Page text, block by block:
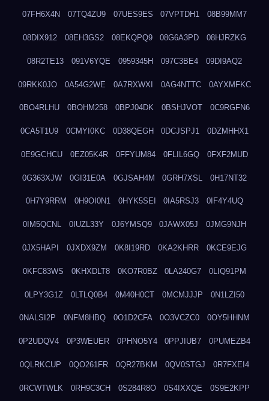
07FH6X4N 07TQ4ZU9 07UES9ES 07VPTDH1 08B99MM7
08DIX912 08EH3GS2 08EKQPQ9 08G6A3PD 08HJRZKG
08R2TE13 091V6YQE 0959345H 097C3BE4 09DI9AQ2
09RKK0JO 0A54G2WE 0A7RXWXI 0AG4NTTC 0AYXMFKC
0BO4RLHU 0BOHM258 0BPJ04DK 0BSHJVOT 0C9RGFN6
0CA5T1U9 0CMYI0KC 0D38QEGH 0DCJSPJ1 0DZMHHX1
0E9GCHCU 0EZ05K4R 0FFYUM84 0FLIL6GQ 0FXF2MUD
0G363XJW 0GI31E0A 0GJSAH4M 0GRH7XSL 0H17NT32
0H7Y9RRM 0H9OI0N1 0HYK5SEI 0IA5RSJ3 0IF4Y4UQ
0IM5QCNL 0IUZL33Y 0J6YMSQ9 0JAWX05J 0JMG9NJH
0JX5HAPI 0JXDX9ZM 0K8I19RD 0KA2KHRR 0KCE9EJG
0KFC83WS 0KHXDLT8 0KO7R0BZ 0LA240G7 0LIQ91PM
0LPY3G1Z 0LTLQ0B4 0M40H0CT 0MCMJJJP 0N1LZI50
0NALSI2P 0NFM8HBQ 0O1D2CFA 0O3VCZC0 0OY5HHNM
0P2UDQV4 0P3WEUER 0PHNO5Y4 0PPJIUB7 0PUMEZB4
0QLRKCUP 0QO261FR 0QR27BKM 0QV0STGJ 0R7FXEI4
0RCWTWLK 0RH9C3CH 0S284R8O 0S4IXXQE 0S9E2KPP